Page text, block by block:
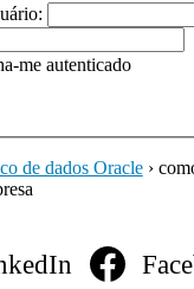
me autenticado
de dados Oracle ›